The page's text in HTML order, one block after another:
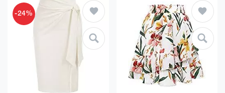
-24%